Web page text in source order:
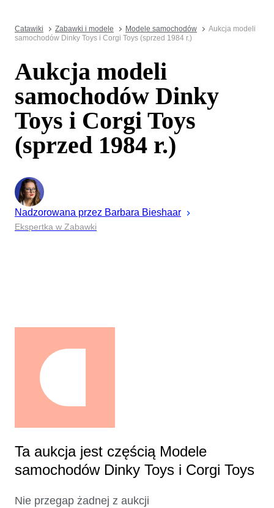
Catawiki Zabawki i modele Modele samochodów
Aukcja modeli
samochodów Dinky Toys i Corgi Toys (sprzed 1984 r.)
Aukcja modeli
samochodów Dinky
Toys i Corgi Toys
(sprzed 1984 r.)
Nadzorowana przez Barbara Bieshaar
Ekspertka w Zabawki
Ta aukcja jest częścią Modele
samochodów Dinky Toys i Corgi Toys
Nie przegap żadnej z aukcji